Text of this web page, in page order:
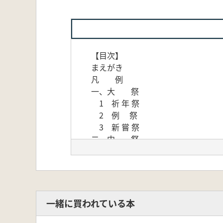
【目次】
まえがき
凡 例
一、大 祭
1 祈 年 祭
2 例 祭
3 新 嘗 祭
二、中 祭
6 紀 元 祭
8 昭 和 祭
9 明 治 祭
一緒に買われている本